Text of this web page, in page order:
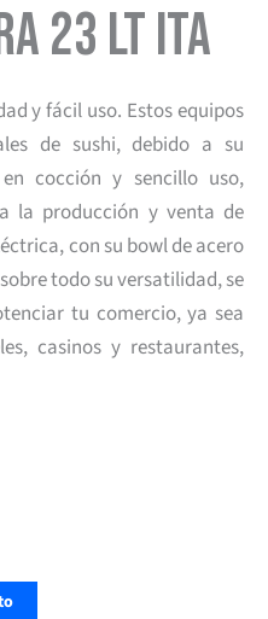
23 lt Ita
y fácil uso. Estos equipos
de sushi, debido a su
cocción y sencillo uso,
la producción y venta de
con su bowl de acero
todo su versatilidad, se
tu comercio, ya sea
casinos y restaurantes,